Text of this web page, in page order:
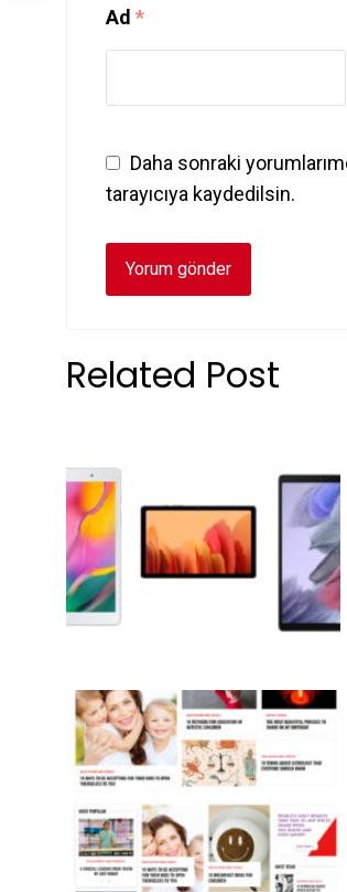
Ad *
Daha sonraki
tarayıcıya kaydedilsin.
Related Post